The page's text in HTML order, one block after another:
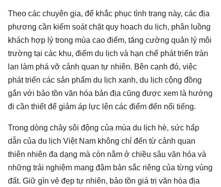
Theo các chuyên gia, để khắc phục tình trạng này, các địa
phương cần kiểm soát chặt quy hoạch du lịch, phân luồng
khách hợp lý trong mùa cao điểm, tăng cường quản lý môi
trường tại các khu, điểm du lịch và hạn chế phát triển tràn
lan làm phá vỡ cảnh quan tự nhiên. Bên cạnh đó, việc
phát triển các sản phẩm du lịch xanh, du lịch cộng đồng
gắn với bảo tồn văn hóa bản địa cũng được xem là hướng
đi cần thiết để giảm áp lực lên các điểm đến nổi tiếng.
Trong dòng chảy sôi động của mùa du lịch hè, sức hấp
dẫn của du lịch Việt Nam không chỉ đến từ cảnh quan
thiên nhiên đa dạng mà còn nằm ở chiều sâu văn hóa và
những trải nghiệm mang đậm bản sắc riêng của từng vùng
đất. Giữ gìn vẻ đẹp tự nhiên, bảo tồn giá trị văn hóa địa